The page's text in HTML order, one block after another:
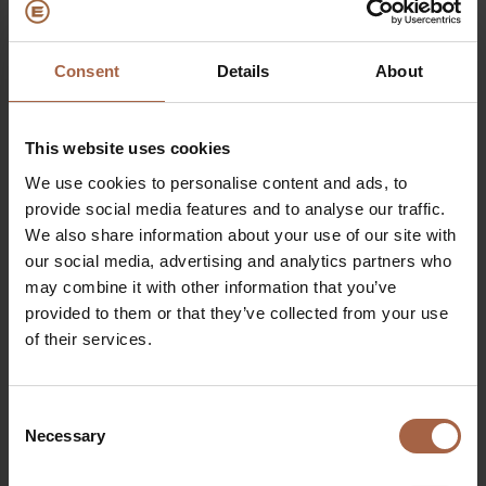
Consent Details About
This website uses cookies
We use cookies to personalise content and ads, to
provide social media features and to analyse our traffic.
We also share information about your use of our site with
our social media, advertising and analytics partners who
may combine it with other information that you’ve
provided to them or that they’ve collected from your use
of their services.
Selection
Necessary
laders biedt Ebusco hier een echte MaaS (Mobility as a
De dubbelladers van Ebusco, waarbij slechts één lader
een kostenvoordeel. Bovendien kunnen de bussen
dankzij de slimme laadtechnologie tijdens het laden in
het depot worden verwarmd, wat comfort biedt en
waardoor de bus haar volledige capaciteit kan inzetten
voor de km range. Het innovatieve batterijpakket
beschikt over een capaciteit van meer dan 500 kWh,
waarmee de single charge range van de bussen is
vergroot naar circa 500km.
ernaar onze vloot te transformeren naar 100% bussen op
basis van hernieuwbare energie. Wij dagen onze